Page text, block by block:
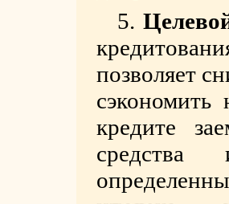
позволяет
кредите
средства